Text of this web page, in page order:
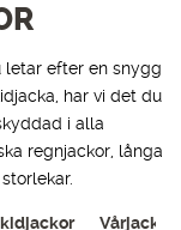
letar efter en snygg
har vi det du
i alla
regnjackor, långa
Vårjackor